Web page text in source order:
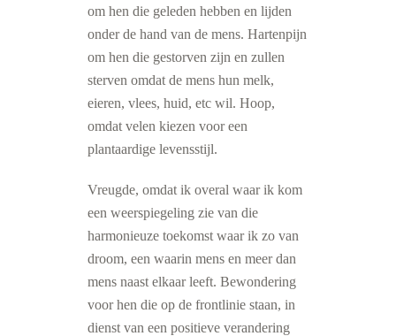
om hen die geleden hebben en lijden
onder de hand van de mens. Hartenpijn
om hen die gestorven zijn en zullen
sterven omdat de mens hun melk,
eieren, vlees, huid, etc wil. Hoop,
omdat velen kiezen voor een
plantaardige levensstijl.
Vreugde, omdat ik overal waar ik kom
een weerspiegeling zie van die
harmonieuze toekomst waar ik zo van
droom, een waarin mens en meer dan
mens naast elkaar leeft. Bewondering
voor hen die op de frontlinie staan, in
dienst van een positieve verandering